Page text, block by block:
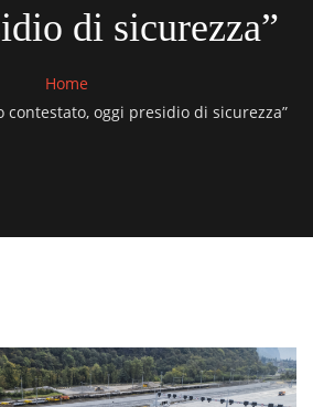
di sicurezza”
Home
contestato, oggi presidio di sicurezza”